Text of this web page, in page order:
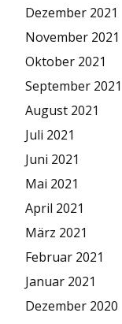
Dezember 2021
November 2021
Oktober 2021
September 2021
August 2021
Juli 2021
Juni 2021
Mai 2021
April 2021
März 2021
Februar 2021
Januar 2021
Dezember 2020